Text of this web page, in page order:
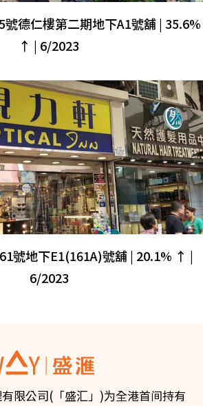
德仁樓第二期地下A1號舖 | 35.6%
↑ | 6/2023
號地下E1(161A)號舖 | 20.1% ↑ |
6/2023
限公司(「盛汇」)为全港首间持有